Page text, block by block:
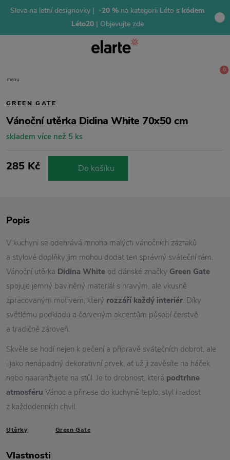
Sleva na letní designovky | -20 % na kategorii Léto s kódem
Léto20 | Objevujte zde
menu
0
GREEN GATE
Vánoční utěrka Didina White 70x50 cm
skladem více než 5 ks
285 Kč Do košíku
Popis
V kuchyni se odehrává mnoho malých vánočních zázraků
a stylové doplňky jim mohou dodat ten správný sváteční rám.
Vánoční utěrka Didina White od dánské značky Green Gate
spojuje jemný bavlněný materiál s hravým, ale vkusně
zpracovaným motivem, který rozzáří každý interiér. Díky
světlému podkladu a červeným akcentům působí čerstvě
a tradičně zároveň.
Skvěle se hodí nejen k pečení a přípravě svátečních dobrot, ale
i jako nenápadný dekorativní prvek, ať už ji zavěsíte na háček
nebo naaranžujete na stůl. Je to drobnost, která podtrhne
atmosféru Vánoc a přinese do kuchyně teplo, styl i radost
z každodenních chvil.
Utěrky Green Gate
Vlastnosti